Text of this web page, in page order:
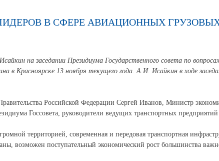
В СФЕРЕ АВИАЦИОННЫХ
на заседании Президиума Государственного совета по
в Красноярске 13 ноября текущего года. А.И. Исайкин в ходе
Российской Федерации Сергей Иванов, Министр
Госсовета, руководители ведущих транспортных
территорией, современная и передовая транспортная
возможен поступательный экономический рост большинства